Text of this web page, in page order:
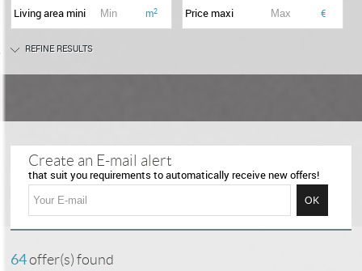
The agency
your property
Living area mini m2 Price maxi €
REFINE RESULTS
Create an E-mail alert
that suit you requirements to automatically receive new offers!
64offer(s) found